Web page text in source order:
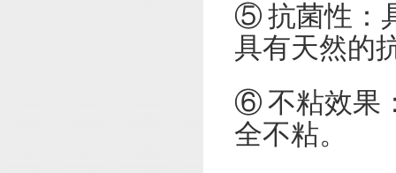
⑤ 抗菌性：
具有天然的
⑥ 不粘效果
全不粘。